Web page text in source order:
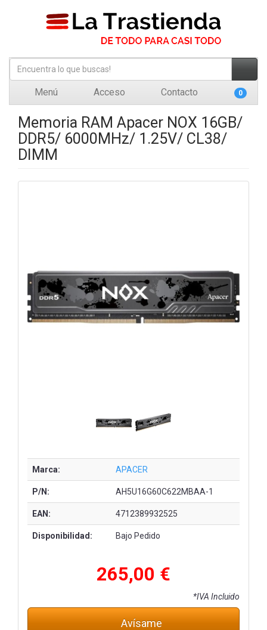
Menú Acceso Contacto 0
Memoria RAM Apacer NOX 16GB/
DDR5/ 6000MHz/ 1.25V/ CL38/
DIMM
Marca: APACER
P/N: AH5U16G60C622MBAA-1
EAN: 4712389932525
Disponibilidad: Bajo Pedido
265,00 €
*IVA Incluido
Avísame